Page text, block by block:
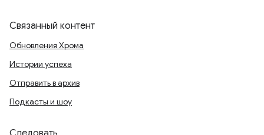
Связанный контент
Обновления Хрома
Истории успеха
Отправить в архив
Подкасты и шоу